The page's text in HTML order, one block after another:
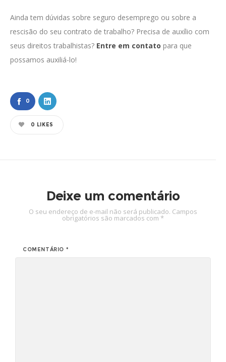
Ainda tem dúvidas sobre seguro desemprego ou sobre a
rescisão do seu contrato de trabalho? Precisa de auxílio com
seus direitos trabalhistas? Entre em contato para que
possamos auxiliá-lo!
0
0 LIKES
Deixe um comentário
O seu endereço de e-mail não será publicado. Campos
obrigatórios são marcados com *
COMENTÁRIO *